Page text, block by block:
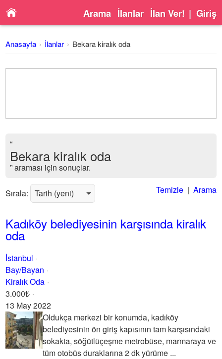
Arama İlanlar İlan Ver! | Giriş
Anasayfa İlanlar Bekara kiralık oda
“
Bekara kiralık oda
” araması için sonuçlar.
Sırala: Temizle| Arama
Kadıköy belediyesinin karşısında kiralık
oda
İstanbul
Bay/Bayan
Kiralık Oda
3.000₺
13 May 2022
Oldukça merkezi bir konumda, kadıköy
belediyesinin ön giriş kapısının tam karşısındaki
sokakta, söğütlüçeşme metrobüse, marmaraya ve
tüm otobüs duraklarına 2 dk yürüme ...